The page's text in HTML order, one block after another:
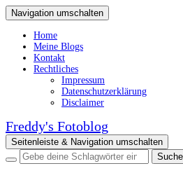
Navigation umschalten
Home
Meine Blogs
Kontakt
Rechtliches
Impressum
Datenschutzerklärung
Disclaimer
Freddy's Fotoblog
Seitenleiste & Navigation umschalten